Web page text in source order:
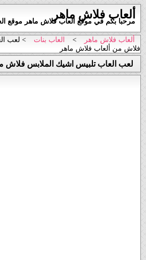
ألعاب فلاش ماهر
مرحبا بكم في موقع العاب فلاش ماهر موقع
ألعاب فلاش ماهر > العاب بنات
> لعب
فلاش من ألعاب فلاش ماهر
لعب العاب تلبيس اشيك الملابس فلاش